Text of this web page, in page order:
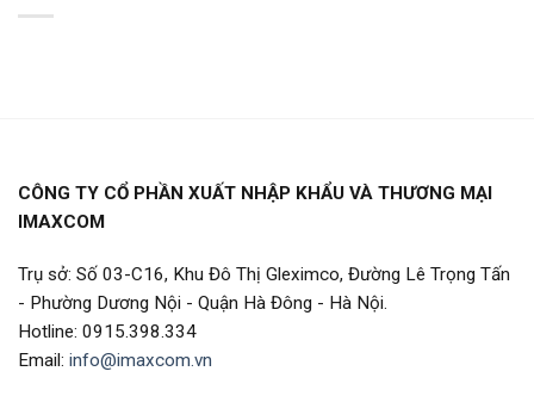
CÔNG TY CỔ PHẦN XUẤT NHẬP KHẨU VÀ THƯƠNG MẠI
IMAXCOM
Trụ sở: Số 03-C16, Khu Đô Thị Gleximco, Đường Lê Trọng Tấn
- Phường Dương Nội - Quận Hà Đông - Hà Nội.
Hotline: 0915.398.334
Email: info@imaxcom.vn